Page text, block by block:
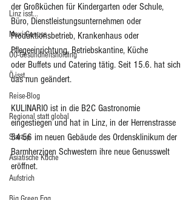
Linz isst...
Maxi.Genuss
OÖ-Gesundheitsholding
Ö isst...
Reise-Blog
Regional statt global
Startup
Asiatische Küche
Aufstrich
der Großküchen für Kindergarten oder Schule,
Büro, Dienstleistungsunternehmen oder
Produktionsbetrieb, Krankenhaus oder
Pflegeeinrichtung, Betriebskantine, Küche
oder Buffets und Catering tätig. Seit 15.6. hat sich
das nun geändert.
KULINARIO ist in die B2C Gastronomie
eingestiegen und hat in Linz, in der Herrenstrasse
54-56 im neuen Gebäude des Ordensklinikum der
Barmherzigen Schwestern ihre neue Genusswelt
eröffnet.